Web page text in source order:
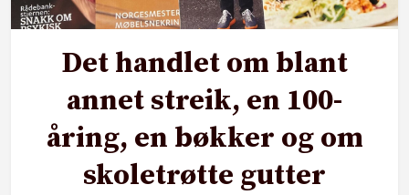
Det handlet om blant
annet streik, en 100-
åring, en bøkker og om
skoletrøtte gutter